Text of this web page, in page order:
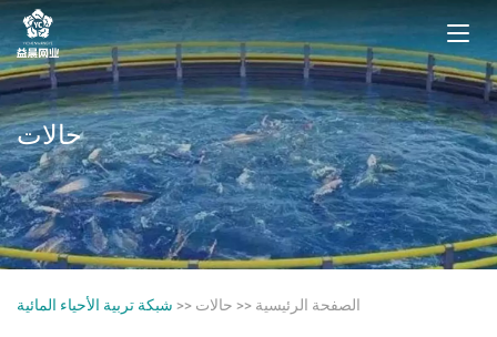
حالات
الصفحة الرئيسية >> حالات >> شبكة تربية الأحياء المائية